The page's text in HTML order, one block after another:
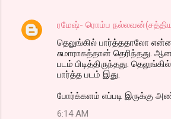
ரமேஷ்- ரொம்ப
தெலுங்கில் பார்த்ததாலோ
சுமாராகத்தான் தெரிந்தது.
படம் பிடித்திருந்தது.
பார்த்த படம் இது.
போர்க்களம் எப்படி இருக்கு
6:14 AM